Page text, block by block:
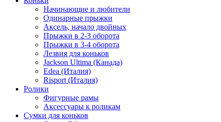
Начинающие и любители
Одинарные прыжки
Аксель, начало двойных
Прыжки в 2-3 оборота
Прыжки в 3-4 оборота
Лезвия для коньков
Jackson Ultima (Канада)
Edea (Италия)
Risport (Италия)
Ролики
Фигурные рамы
Аксессуары к роликам
Сумки для коньков